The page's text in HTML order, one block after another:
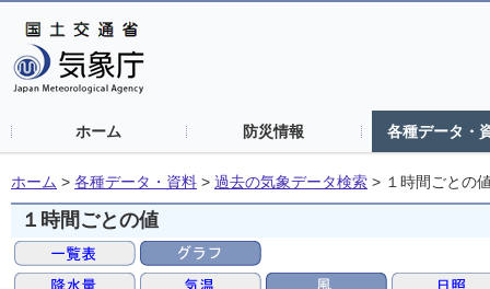
ホーム 防災情報 各種データ・
ホーム > 各種データ・資料 > 過去の気象データ検索 > １時間ごとの
１時間ごとの値